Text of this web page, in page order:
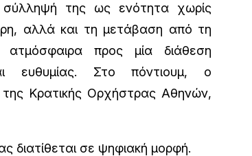
σύλληψή της ως ενότητα χωρίς
αλλά και τη μετάβαση από τη
ατμόσφαιρα προς μία διάθεση
ευθυμίας. Στο πόντιουμ, ο
της Κρατικής Ορχήστρας Αθηνών,
διατίθεται σε ψηφιακή μορφή.